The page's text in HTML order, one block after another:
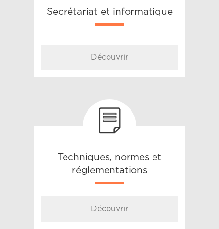
Secrétariat et informatique
Découvrir
Techniques, normes et
réglementations
Découvrir